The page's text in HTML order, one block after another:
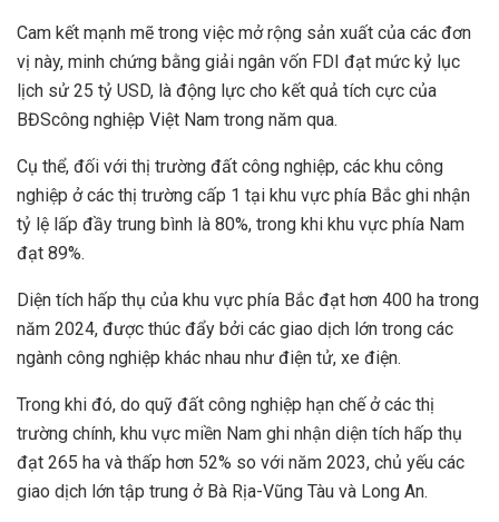
Cam kết mạnh mẽ trong việc mở rộng sản xuất của các đơn
vị này, minh chứng bằng giải ngân vốn FDI đạt mức kỷ lục
lịch sử 25 tỷ USD, là động lực cho kết quả tích cực của
BĐScông nghiệp Việt Nam trong năm qua.
Cụ thể, đối với thị trường đất công nghiệp, các khu công
nghiệp ở các thị trường cấp 1 tại khu vực phía Bắc ghi nhận
tỷ lệ lấp đầy trung bình là 80%, trong khi khu vực phía Nam
đạt 89%.
Diện tích hấp thụ của khu vực phía Bắc đạt hơn 400 ha trong
năm 2024, được thúc đẩy bởi các giao dịch lớn trong các
ngành công nghiệp khác nhau như điện tử, xe điện.
Trong khi đó, do quỹ đất công nghiệp hạn chế ở các thị
trường chính, khu vực miền Nam ghi nhận diện tích hấp thụ
đạt 265 ha và thấp hơn 52% so với năm 2023, chủ yếu các
giao dịch lớn tập trung ở Bà Rịa-Vũng Tàu và Long An.